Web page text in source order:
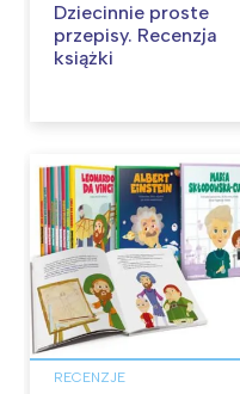
Dziecinnie proste
przepisy. Recenzja
książki
RECENZJE